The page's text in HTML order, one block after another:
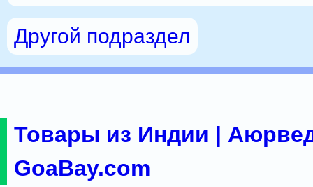
Другой подраздел
Товары из Индии |
GoaBay.com